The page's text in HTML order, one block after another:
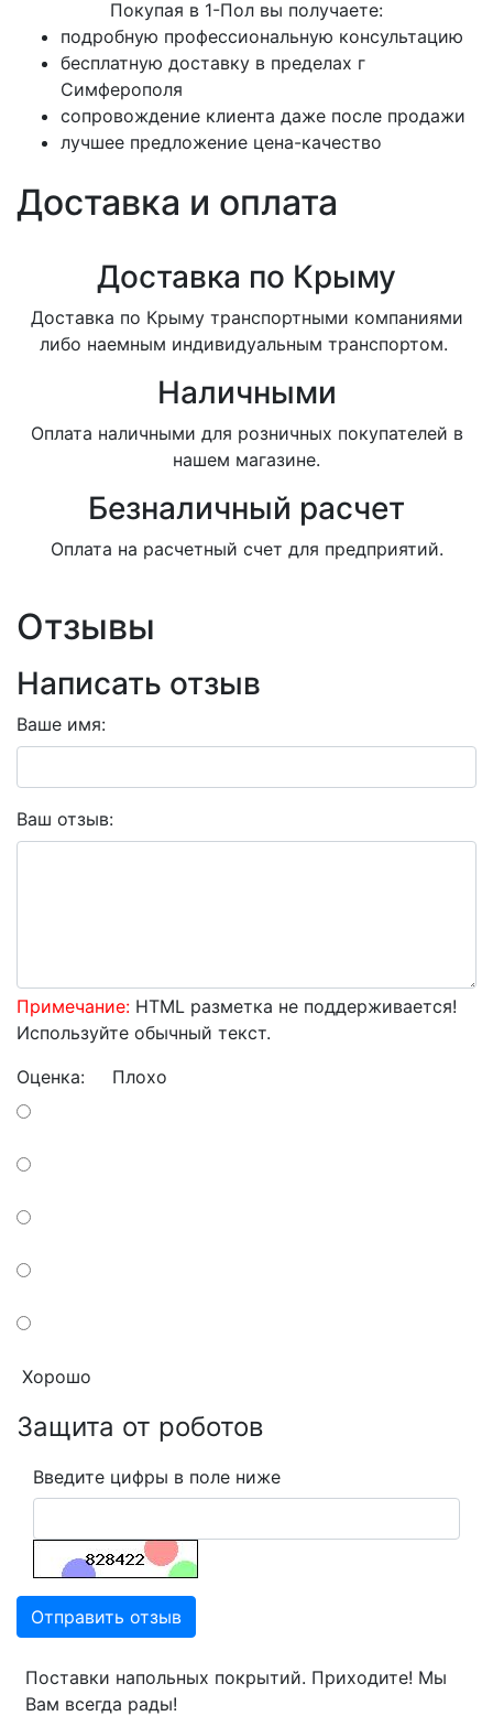
Покупая в 1-Пол вы получаете:
подробную профессиональную консультацию
бесплатную доставку в пределах г
Симферополя
сопровождение клиента даже после продажи
лучшее предложение цена-качество
Доставка и оплата
Доставка по Крыму
Доставка по Крыму транспортными компаниями
либо наемным индивидуальным транспортом.
Наличными
Оплата наличными для розничных покупателей в
нашем магазине.
Безналичный расчет
Оплата на расчетный счет для предприятий.
Отзывы
Написать отзыв
Ваше имя:
Ваш отзыв:
Примечание: HTML разметка не поддерживается!
Используйте обычный текст.
Оценка: Плохо
Хорошо
Защита от роботов
Введите цифры в поле ниже
Отправить отзыв
Поставки напольных покрытий. Приходите! Мы
Вам всегда рады!